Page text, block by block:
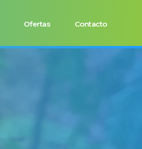
Ofertas Contacto